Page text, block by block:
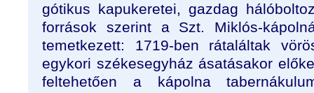
gótikus kapukeretei, gazdag
források szerint a Szt. Miklós-
temetkezett: 1719-ben rátaláltak
egykori székesegyház ásatásakor
feltehetően a kápolna